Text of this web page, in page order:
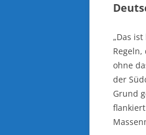
„Das
ohne
der
Grund